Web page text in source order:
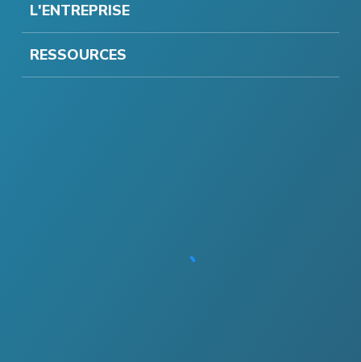
L'ENTREPRISE
RESSOURCES